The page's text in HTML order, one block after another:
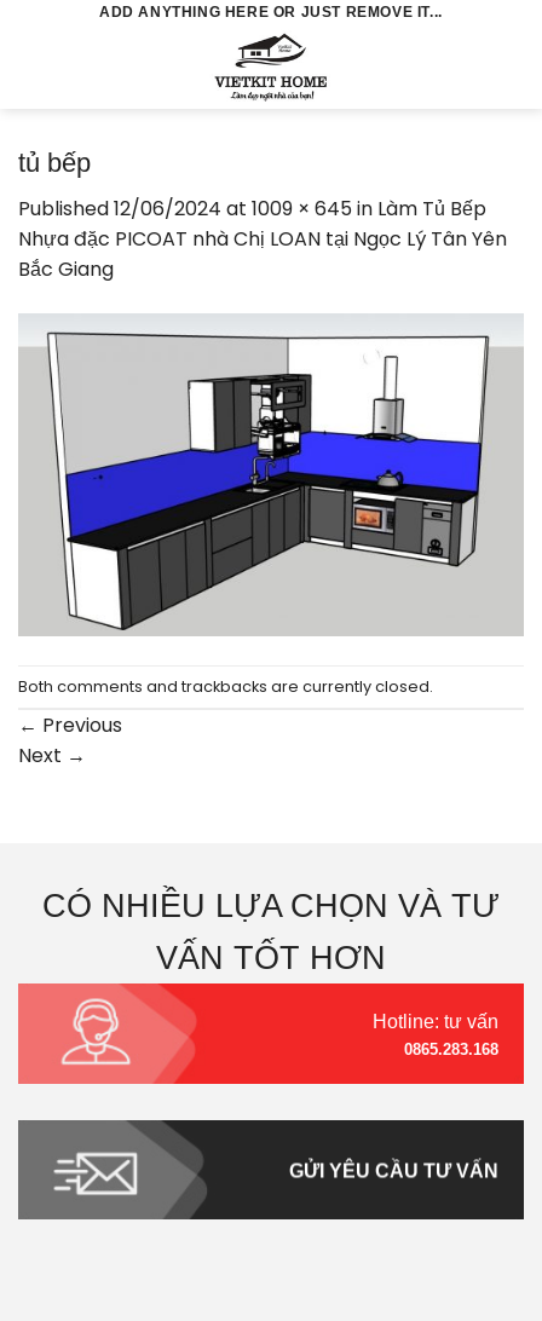
ADD ANYTHING HERE OR JUST REMOVE IT...
tủ bếp
Published12/06/2024 at 1009 × 645in Làm Tủ Bếp
Nhựa đặc PICOAT nhà Chị LOAN tại Ngọc Lý Tân Yên
Bắc Giang
Both comments and trackbacks are currently closed.
← Previous
Next →
CÓ NHIỀU LỰA CHỌN VÀ TƯ
VẤN TỐT HƠN
Hotline: tư vấn
0865.283.168
GỬI YÊU CẦU TƯ VẤN